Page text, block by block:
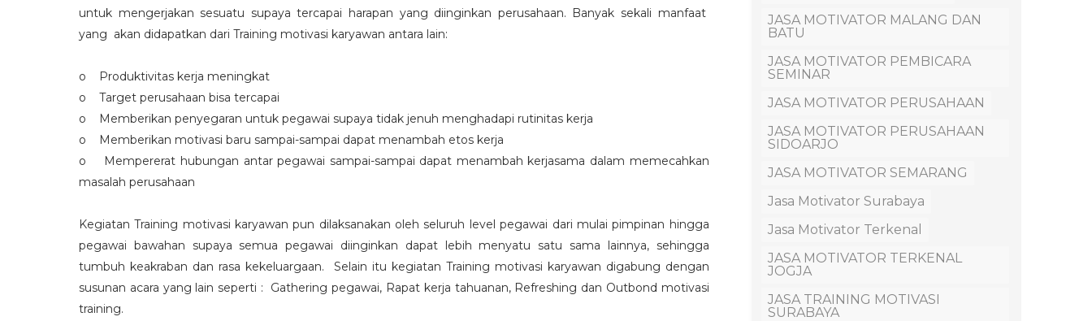
untuk mengerjakan sesuatu supaya tercapai harapan yang diinginkan perusahaan. Banyak sekali manfaat
yang akan didapatkan dari Training motivasi karyawan antara lain:
o Produktivitas kerja meningkat
o Target perusahaan bisa tercapai
o Memberikan penyegaran untuk pegawai supaya tidak jenuh menghadapi rutinitas kerja
o Memberikan motivasi baru sampai-sampai dapat menambah etos kerja
o Mempererat hubungan antar pegawai sampai-sampai dapat menambah kerjasama dalam memecahkan
masalah perusahaan
Kegiatan Training motivasi karyawan pun dilaksanakan oleh seluruh level pegawai dari mulai pimpinan hingga
pegawai bawahan supaya semua pegawai diinginkan dapat lebih menyatu satu sama lainnya, sehingga
tumbuh keakraban dan rasa kekeluargaan. Selain itu kegiatan Training motivasi karyawan digabung dengan
susunan acara yang lain seperti : Gathering pegawai, Rapat kerja tahuanan, Refreshing dan Outbond motivasi
training.
JASA MOTIVATOR MALANG DAN
BATU
JASA MOTIVATOR PEMBICARA
SEMINAR
JASA MOTIVATOR PERUSAHAAN
JASA MOTIVATOR PERUSAHAAN
SIDOARJO
JASA MOTIVATOR SEMARANG
Jasa Motivator Surabaya
Jasa Motivator Terkenal
JASA MOTIVATOR TERKENAL
JOGJA
JASA TRAINING MOTIVASI
SURABAYA